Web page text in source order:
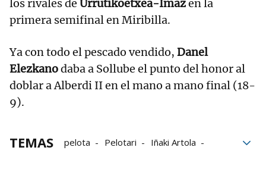
los rivales de Urrutikoetxea-Imazen la
primera semifinal en Miribilla.
Ya con todo el pescado vendido, Danel
Elezkanodaba a Sollube el punto del honor al
doblar a Alberdi II en el mano a mano final (18-
9).
TEMAS pelota Pelotari
Iñaki Artola